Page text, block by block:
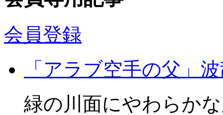
会員登録
「アラブ空手の父」
緑の川面にやわらか